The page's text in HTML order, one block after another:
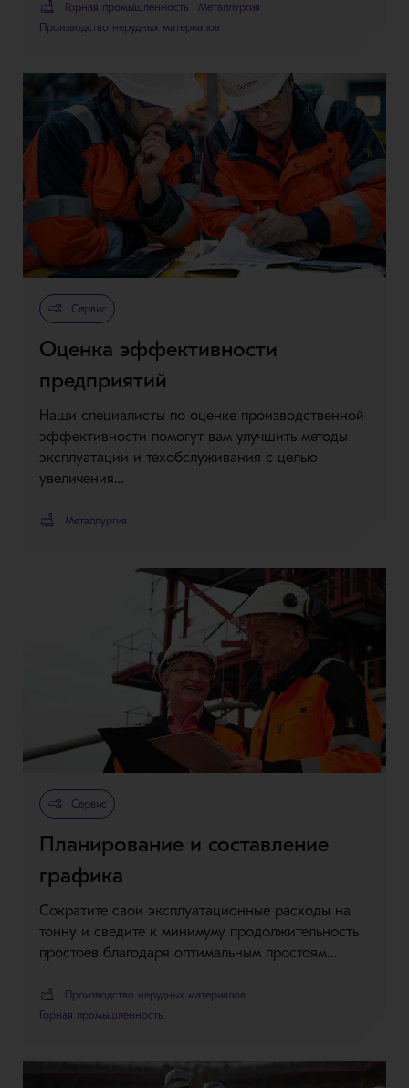
Горная промышленность
Металлургия
Производство нерудных материалов
Сервис
Оценка эффективности
предприятий
Наши специалисты по оценке производственной
эффективности помогут вам улучшить методы
эксплуатации и техобслуживания с целью
увеличения…
Металлургия
Сервис
Планирование и составление
графика
Сократите свои эксплуатационные расходы на
тонну и сведите к минимуму продолжительность
простоев благодаря оптимальным простоям…
Производство нерудных материалов
Горная промышленность